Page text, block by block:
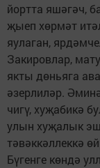
йортта яшәгәч,
җыеп хөрмәт
яулаган,
Закировлар,
якты дөньяга
әзерлиләр.
чигү, хуҗабикә
улын хуҗалык
тәвәккәллеккә
Бүгенге көндә